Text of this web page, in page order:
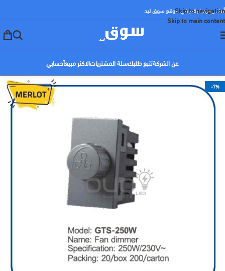
Skip to navigation
Skip to main content
أهلا ومرحبا بكم في موقع سوق ليد
عن الشركةتتبع طلبكسلة المشترياتالاكثر مبيعاًحسابي
-7%